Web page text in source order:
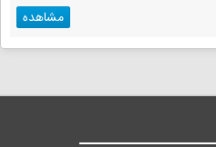
مشاهده